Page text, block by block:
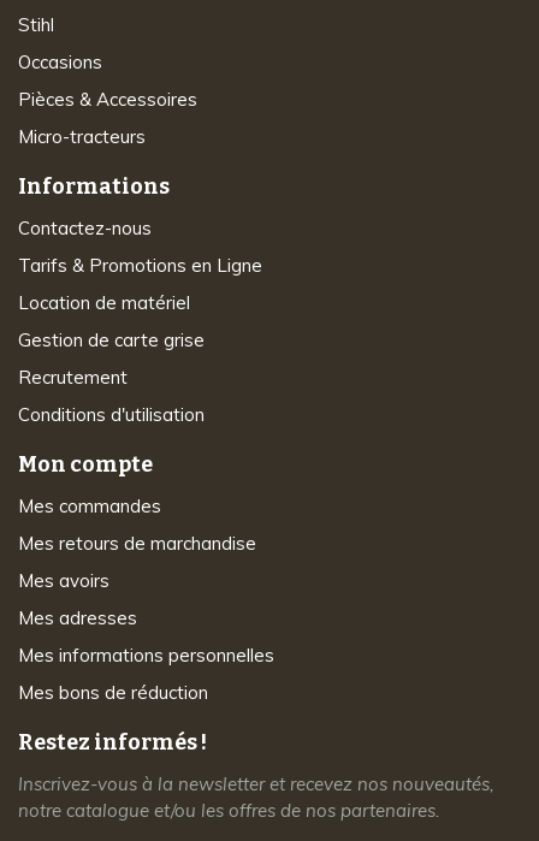
Stihl
Occasions
Pièces & Accessoires
Micro-tracteurs
Informations
Contactez-nous
Tarifs & Promotions en Ligne
Location de matériel
Gestion de carte grise
Recrutement
Conditions d'utilisation
Mon compte
Mes commandes
Mes retours de marchandise
Mes avoirs
Mes adresses
Mes informations personnelles
Mes bons de réduction
Restez informés !
Inscrivez-vous à la newsletter et recevez nos nouveautés,
notre catalogue et/ou les offres de nos partenaires.